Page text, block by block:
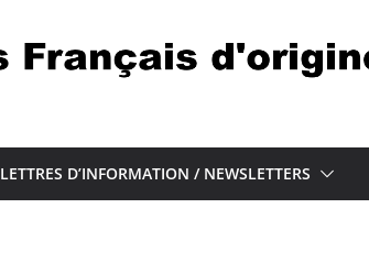
LETTRES D’INFORMATION / NEWSLETTERS